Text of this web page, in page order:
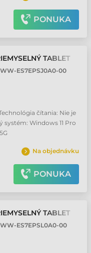
PONUKA
TABLET
ES7EPSJ0A0-00
čítania: Nie je
systém: Windows 11 Pro
Na objednávku
PONUKA
TABLET
ES7EPSL0A0-00